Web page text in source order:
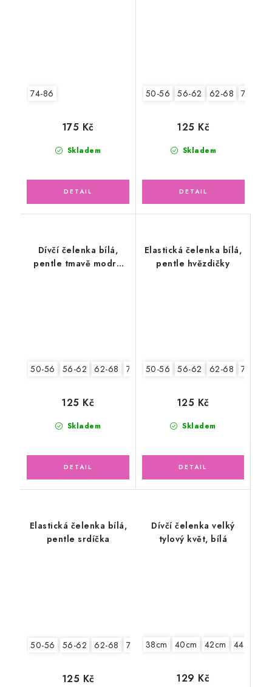
74-86
Skladem
175 Kč
50-56 56-62 62-68 74-86
Skladem
125 Kč
Dívčí čelenka bílá,
pentle tmavě modré
50-56 56-62 62-68 74-86
Skladem
125 Kč
Elastická čelenka bílá,
pentle hvězdičky
50-56 56-62 62-68 74-86
Skladem
125 Kč
Elastická čelenka bílá,
pentle srdíčka
50-56 56-62 62-68 74-86
125 Kč
Dívčí čelenka velký
tylový květ, bílá
38cm 40cm 42cm 44cm
129 Kč